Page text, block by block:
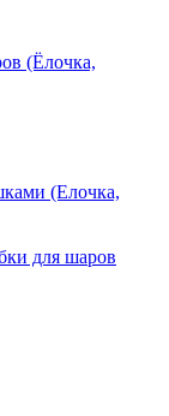
(Ёлочка,
(Елочка,
для шаров